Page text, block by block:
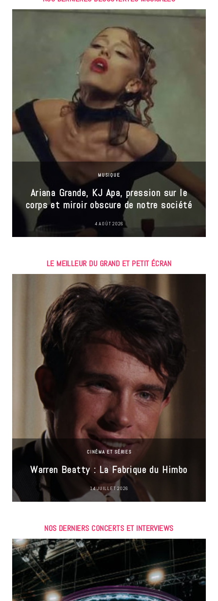
MUSIQUE
Ariana Grande, KJ Apa, pression sur le
corps et miroir obscure de notre société
4 AOÛT 2026
LE MEILLEUR DU GRAND ET PETIT ÉCRAN
CINÉMA ET SÉRIES
Warren Beatty : La Fabrique du Himbo
14 JUILLET 2026
NOS DERNIERS CONCERTS ET INTERVIEWS